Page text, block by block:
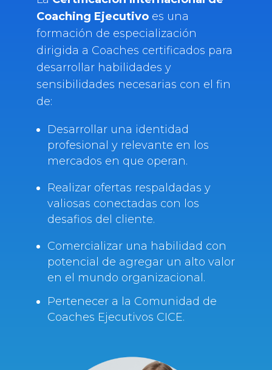
Coaching Ejecutivo es una
formación de especialización
dirigida a Coaches certificados para
desarrollar habilidades y
sensibilidades necesarias con el fin
de:
Desarrollar una identidad
profesional y relevante en los
mercados en que operan.
Realizar ofertas respaldadas y
valiosas conectadas con los
desafios del cliente.
Comercializar una habilidad con
potencial de agregar un alto valor
en el mundo organizacional.
Pertenecer a la Comunidad de
Coaches Ejecutivos CICE.